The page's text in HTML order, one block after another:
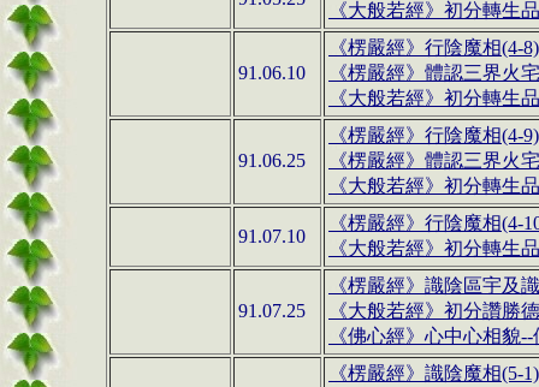
《大般若經》 初分轉生
91.06.10
《楞嚴經》行陰魔相(4-
《楞嚴經》 體認三界火
《大般若經》 初分轉生
91.06.25
《楞嚴經》行陰魔相(4-9)
《楞嚴經》體認三界火
《大般若經》 初分轉生
91.07.10
《楞嚴經》行陰魔相(4-
《大般若經》 初分轉生
91.07.25
《楞嚴經》識陰區宇及
《大般若經》初分讚勝
《佛心經》心中心相貌
《楞嚴經》識陰魔相(5-